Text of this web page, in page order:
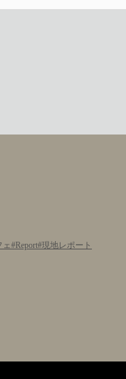
ェ Report 現地レポート